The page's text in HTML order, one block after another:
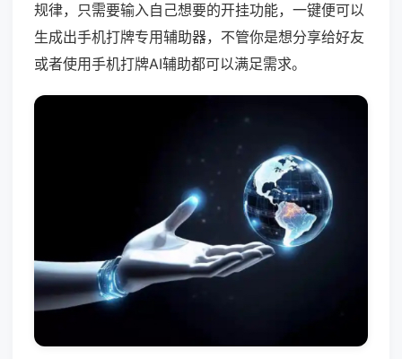
规律，只需要输入自己想要的开挂功能，一键便可以
生成出手机打牌专用辅助器，不管你是想分享给好友
或者使用手机打牌AI辅助都可以满足需求。